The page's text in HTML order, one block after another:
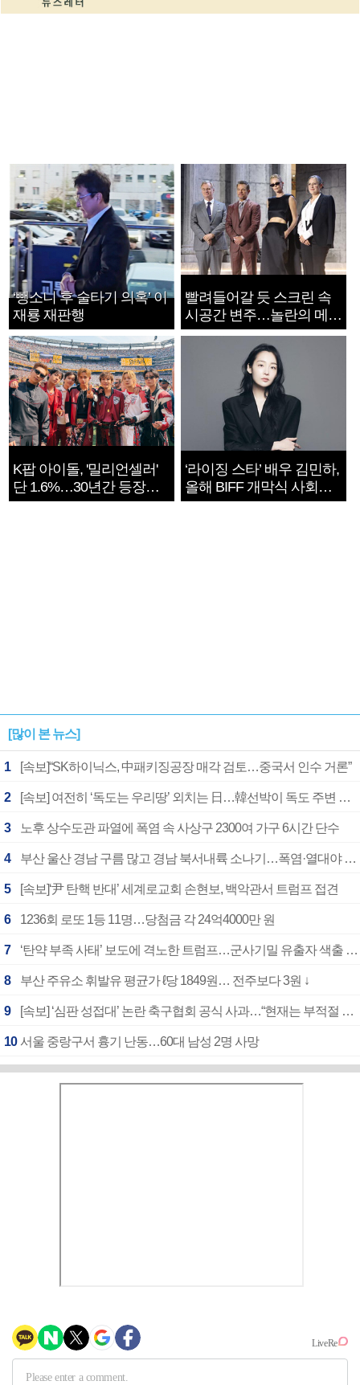
‘뺑소니 후 술타기 의혹’ 이
재룡 재판행
빨려들어갈 듯 스크린 속
시공간 변주…놀란의 메시
지는 ‘전쟁 속죄’
K팝 아이돌, '밀리언셀러'
단 1.6%…30년간 등장
1182개팀 전수조사
‘라이징 스타’ 배우 김민하,
올해 BIFF 개막식 사회자
확정
[많이 본 뉴스]
1 [속보]“SK하이닉스, 中패키징공장 매각 검토…중국서 인수 거론”
2 [속보] 여전히 ‘독도는 우리땅’ 외치는 日…韓선박이 독도 주변 해양조사 활동하자 반발
3 노후 상수도관 파열에 폭염 속 사상구 2300여 가구 6시간 단수
4 부산 울산 경남 구름 많고 경남 북서내륙 소나기…폭염·열대야 계속
5 [속보]‘尹 탄핵 반대’ 세계로교회 손현보, 백악관서 트럼프 접견
6 1236회 로또 1등 11명…당첨금 각 24억4000만 원
7 ‘탄약 부족 사태’ 보도에 격노한 트럼프…군사기밀 유출자 색출 지시
8 부산 주유소 휘발유 평균가 ℓ당 1849원… 전주보다 3원 ↓
9 [속보] ‘심판 성접대’ 논란 축구협회 공식 사과…“현재는 부적절 행위 없어”
10 서울 중랑구서 흉기 난동…60대 남성 2명 사망